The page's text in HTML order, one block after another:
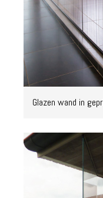
Glazen wand in